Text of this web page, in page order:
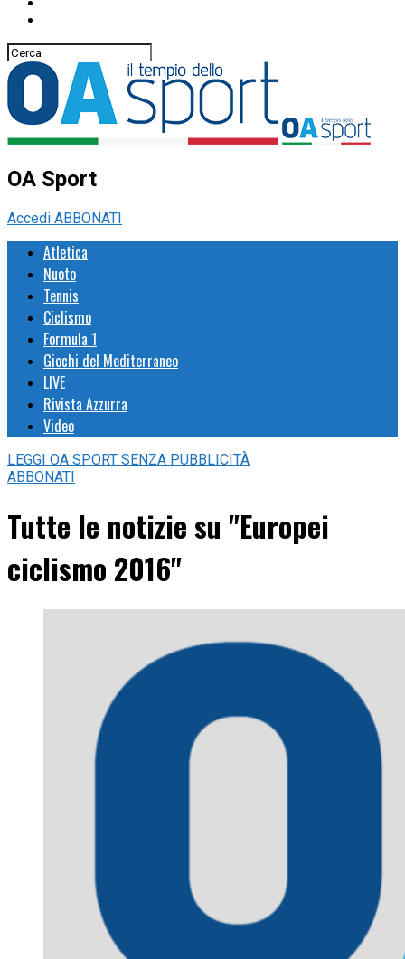
OA Sport
Accedi ABBONATI
Atletica
Nuoto
Tennis
Ciclismo
Formula 1
Giochi del Mediterraneo
LIVE
Rivista Azzurra
Video
LEGGI OA SPORT SENZA PUBBLICITÀ
ABBONATI
Tutte le notizie su "Europei
ciclismo 2016"